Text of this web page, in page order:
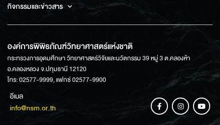
กิจกรรมและข่าวสาร
องค์การพิพิธภัณฑ์วิทยาศาสตร์แห่งชาติ
กระทรวงการอุดมศึกษา วิทยาศาสตร์วิจัยและนวัตกรรม 39 หมู่ 3 ต.คลองห้า
อ.คลองหลวง จ.ปทุมธานี 12120
โทร: 02577-9999, แฟกซ์ 02577-9900
อีเมล
info@nsm.or.th